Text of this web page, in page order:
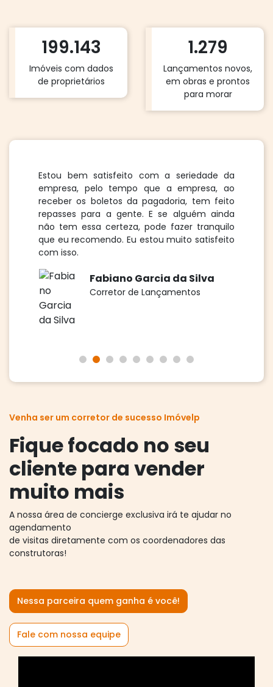
199.143
Imóveis com dados
de proprietários
1.279
Lançamentos novos,
em obras e prontos
para morar
Estou bem satisfeito com a seriedade da
empresa, pelo tempo que a empresa, ao
receber os boletos da pagadoria, tem feito
repasses para a gente. E se alguém ainda
não tem essa certeza, pode fazer tranquilo
que eu recomendo. Eu estou muito satisfeito
com isso.
Fabiano Garcia da Silva
Corretor de Lançamentos
Venha ser um corretor de sucesso Imóvelp
Fique focado no seu
cliente para vender
muito mais
A nossa área de concierge exclusiva irá te ajudar no
agendamento
de visitas diretamente com os coordenadores das
construtoras!
Nessa parceira quem ganha é você!
Fale com nossa equipe